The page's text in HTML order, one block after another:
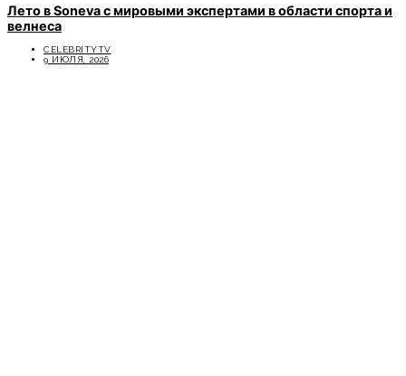
Лето в Soneva с мировыми экспертами в области спорта и
велнеса
CELEBRITYTV
9 ИЮЛЯ, 2026